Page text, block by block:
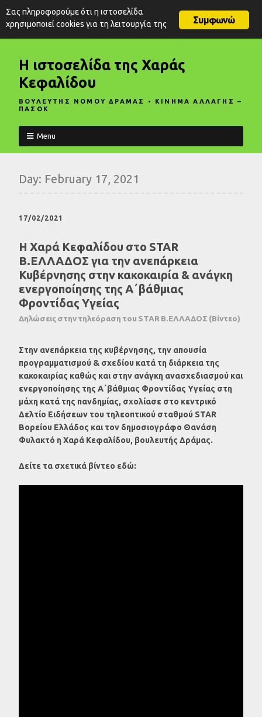
Η ιστοσελίδα της Χαράς
Κεφαλίδου
ΒΟΥΛΕΥΤΗΣ ΝΟΜΟΥ ΔΡΑΜΑΣ • ΚΙΝΗΜΑ ΑΛΛΑΓΗΣ –
ΠΑΣΟΚ
Menu
Day: February 17, 2021
17/02/2021
Η Χαρά Κεφαλίδου στο STAR
Β.ΕΛΛΑΔΟΣ για την ανεπάρκεια
Κυβέρνησης στην κακοκαιρία & ανάγκη
ενεργοποίησης της Α΄βάθμιας
Φροντίδας Υγείας
Δηλώσεις στην τηλεόραση του STAR Β.ΕΛΛΑΔΟΣ (Βίντεο)
Στην ανεπάρκεια της κυβέρνησης, την απουσία
προγραμματισμού & σχεδίου κατά τη διάρκεια της
κακοκαιρίας καθώς και στην ανάγκη ανασχεδιασμού και
ενεργοποίησης της Α΄βάθμιας Φροντίδας Υγείας στη
μάχη κατά της πανδημίας, σχολίασε στο κεντρικό
Δελτίο Ειδήσεων του τηλεοπτικού σταθμού STAR
Βορείου Ελλάδος και τον δημοσιογράφο Θανάση
Φυλακτό η Χαρά Κεφαλίδου, βουλευτής Δράμας.
Δείτε τα σχετικά βίντεο εδώ:
Συμφωνώ
Σας πληροφορούμε ότι η ιστοσελίδα
χρησιμοποιεί cookies για τη λειτουργία της